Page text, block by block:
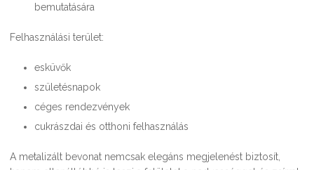
bemutatására
Felhasználási terület:
esküvők
születésnapok
céges rendezvények
cukrászdai és otthoni felhasználás
A metalizált bevonat nemcsak elegáns megjelenést biztosít,